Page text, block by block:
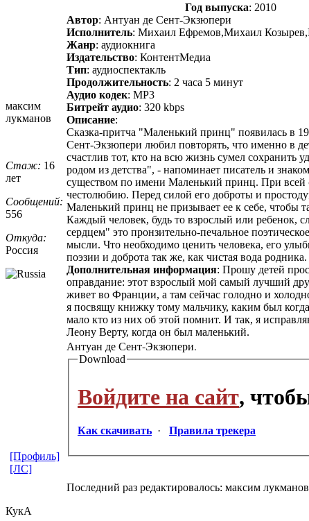
максим
лукманов
Стаж: 16
лет
Сообщений:
556
Откуда:
Россия
Год выпуска: 2010
Автор: Антуан де Сент-Экзюпери
Исполнитель: Михаил Ефремов,Михаил
Жанр: аудиокнига
Издательство: КонтентМедиа
Тип: аудиоспектакль
Продолжительность: 2 часа 5 минут
Аудио кодек: MP3
Битрейт аудио: 320 kbps
Описание:
Сказка-притча "Маленький принц" появилась в
Сент-Экзюпери любил повторять, что именно в
счастлив тот, кто на всю жизнь сумел
родом из детства", - напоминает писатель и
существом по имени Маленький принц. При
честолюбию. Перед силой его доброты и
Маленький принц не призывает ее к себе, чтобы
Каждый человек, будь то взрослый или ребенок,
сердцем" это пронзительно-печальное
мысли. Что необходимо ценить человека, его
поэзии и доброта так же, как чистая вода родника.
Дополнительная информация: Прошу детей
оправдание: этот взрослый мой самый лучший
живет во Франции, а там сейчас голодно и
я посвящу книжку тому мальчику, каким был
мало кто из них об этой помнит. И так, я
Леону Верту, когда он был маленький.
Антуан де Сент-Экзюпери.
Download
Войдите на сайт,
Как скачивать · Правила трекера
Последний раз редактировалось: максим
[Профиль]
[ЛС]
КукА